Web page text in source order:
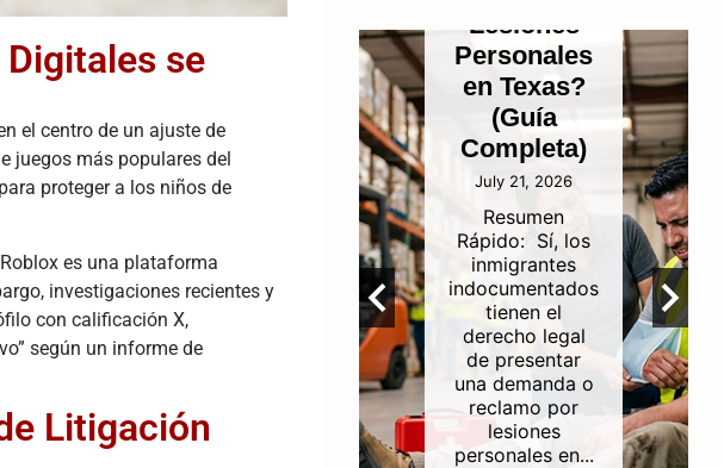
se
el centro de un ajuste de
juegos más populares del
proteger a los niños de
es una plataforma
investigaciones recientes y
con calificación X,
según un informe de
Litigación
de
Navegación
¿Quién es
Responsable?
August 5, 2026
responsabilidad
en los
accidentes de
refinerías e
industrias a lo
de Navegación
de Houston
Lesiones
Personales
en Texas?
(Guía
Completa)
July 21, 2026
Resumen
Rápido: Sí, los
inmigrantes
indocumentados
tienen el
derecho legal
de presentar
una demanda o
reclamo por
lesiones
personales en...